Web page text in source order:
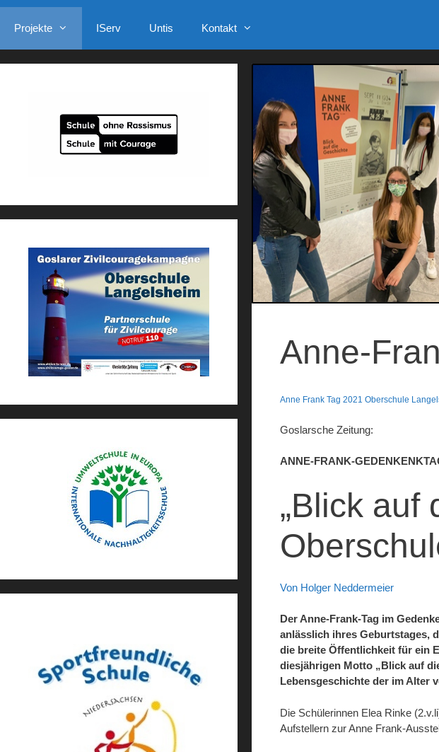
Projekte IServ Untis Kontakt
Anne-
Anne Frank Tag 2021 Oberschule
Goslarsche Zeitung:
ANNE-FRANK-
„Blick auf
Von Holger Neddermeier
Der Anne-Frank-Tag im
anlässlich ihres Geburtstages,
die breite Öffentlichkeit für ein
diesjährigen Motto „Blick auf
Lebensgeschichte der im Alter
Die Schülerinnen Elea Rinke
Aufstellern zur Anne Frank-